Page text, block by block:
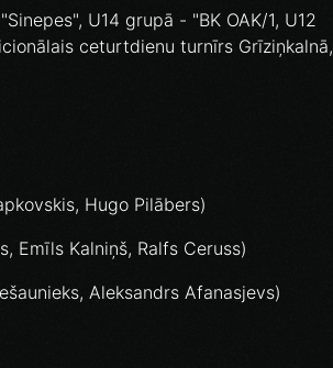
U14 grupā - "BK OAK/1, U12
ceturtdienu turnīrs Grīziņkalnā,
Hugo Pilābers)
Emīls Kalniņš, Ralfs Ceruss)
Aleksandrs Afanasjevs)